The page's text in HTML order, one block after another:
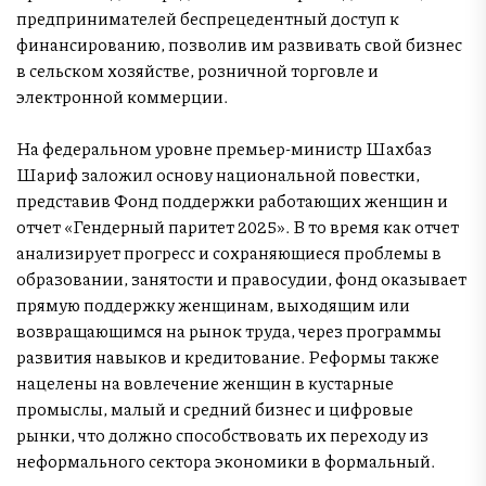
предпринимателей беспрецедентный доступ к
финансированию, позволив им развивать свой бизнес
в сельском хозяйстве, розничной торговле и
электронной коммерции.
На федеральном уровне премьер-министр Шахбаз
Шариф заложил основу национальной повестки,
представив Фонд поддержки работающих женщин и
отчет «Гендерный паритет 2025». В то время как отчет
анализирует прогресс и сохраняющиеся проблемы в
образовании, занятости и правосудии, фонд оказывает
прямую поддержку женщинам, выходящим или
возвращающимся на рынок труда, через программы
развития навыков и кредитование. Реформы также
нацелены на вовлечение женщин в кустарные
промыслы, малый и средний бизнес и цифровые
рынки, что должно способствовать их переходу из
неформального сектора экономики в формальный.